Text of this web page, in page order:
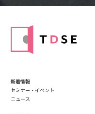
新着情報
セミナー・イベント
ニュース